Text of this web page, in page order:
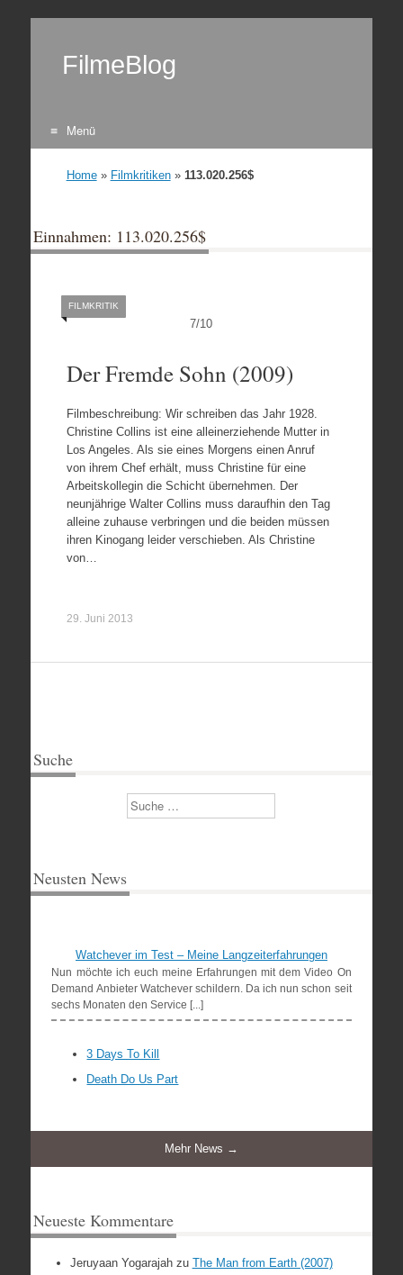
FilmeBlog
Menü
Home» Filmkritiken» 113.020.256$
Einnahmen: 113.020.256$
7/10
FILMKRITIK
Der Fremde Sohn (2009)
Filmbeschreibung: Wir schreiben das Jahr 1928.
Christine Collins ist eine alleinerziehende Mutter in
Los Angeles. Als sie eines Morgens einen Anruf
von ihrem Chef erhält, muss Christine für eine
Arbeitskollegin die Schicht übernehmen. Der
neunjährige Walter Collins muss daraufhin den Tag
alleine zuhause verbringen und die beiden müssen
ihren Kinogang leider verschieben. Als Christine
von…
29. Juni 2013
Suche
Suchen
Neusten News
Watchever im Test – Meine Langzeiterfahrungen
Nun möchte ich euch meine Erfahrungen mit dem Video On
Demand Anbieter Watchever schildern. Da ich nun schon seit
sechs Monaten den Service [...]
3 Days To Kill
Death Do Us Part
Mehr News →
Neueste Kommentare
Jeruyaan Yogarajahzu The Man from Earth (2007)